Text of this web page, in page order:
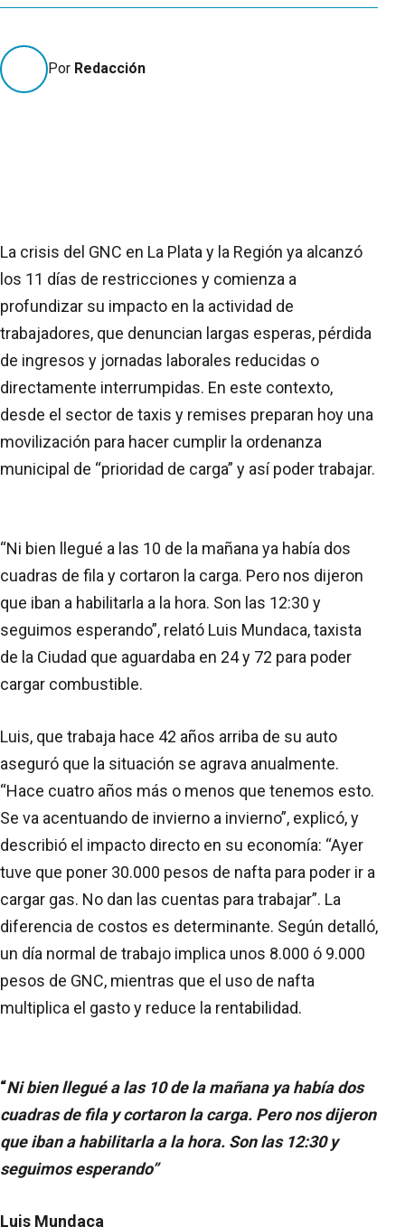
Por Redacción
La crisis del GNC en La Plata y la Región ya alcanzó
los 11 días de restricciones y comienza a
profundizar su impacto en la actividad de
trabajadores, que denuncian largas esperas, pérdida
de ingresos y jornadas laborales reducidas o
directamente interrumpidas. En este contexto,
desde el sector de taxis y remises preparan hoy una
movilización para hacer cumplir la ordenanza
municipal de “prioridad de carga” y así poder trabajar.
“Ni bien llegué a las 10 de la mañana ya había dos
cuadras de fila y cortaron la carga. Pero nos dijeron
que iban a habilitarla a la hora. Son las 12:30 y
seguimos esperando”, relató Luis Mundaca, taxista
de la Ciudad que aguardaba en 24 y 72 para poder
cargar combustible.
Luis, que trabaja hace 42 años arriba de su auto
aseguró que la situación se agrava anualmente.
“Hace cuatro años más o menos que tenemos esto.
Se va acentuando de invierno a invierno”, explicó, y
describió el impacto directo en su economía: “Ayer
tuve que poner 30.000 pesos de nafta para poder ir a
cargar gas. No dan las cuentas para trabajar”. La
diferencia de costos es determinante. Según detalló,
un día normal de trabajo implica unos 8.000 ó 9.000
pesos de GNC, mientras que el uso de nafta
multiplica el gasto y reduce la rentabilidad.
“Ni bien llegué a las 10 de la mañana ya había dos
cuadras de fila y cortaron la carga. Pero nos dijeron
que iban a habilitarla a la hora. Son las 12:30 y
seguimos esperando”
Luis Mundaca